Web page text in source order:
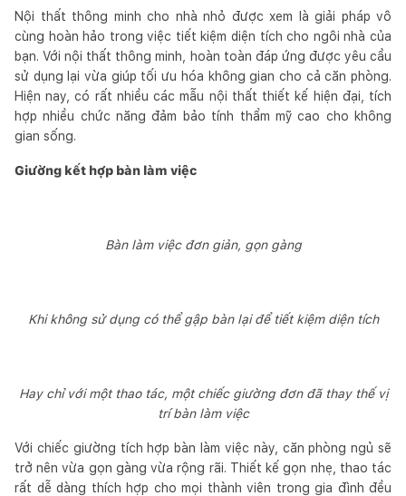
Nội thất thông minh cho nhà nhỏ được xem là giải pháp vô
cùng hoàn hảo trong việc tiết kiệm diện tích cho ngôi nhà của
bạn. Với nội thất thông minh, hoàn toàn đáp ứng được yêu cầu
sử dụng lại vừa giúp tối ưu hóa không gian cho cả căn phòng.
Hiện nay, có rất nhiều các mẫu nội thất thiết kế hiện đại, tích
hợp nhiều chức năng đảm bảo tính thẩm mỹ cao cho không
gian sống.
Giường kết hợp bàn làm việc
Bàn làm việc đơn giản, gọn gàng
Khi không sử dụng có thể gập bàn lại để tiết kiệm diện tích
Hay chỉ với một thao tác, một chiếc giường đơn đã thay thế vị
trí bàn làm việc
Với chiếc giường tích hợp bàn làm việc này, căn phòng ngủ sẽ
trở nên vừa gọn gàng vừa rộng rãi. Thiết kế gọn nhẹ, thao tác
rất dễ dàng thích hợp cho mọi thành viên trong gia đình đều